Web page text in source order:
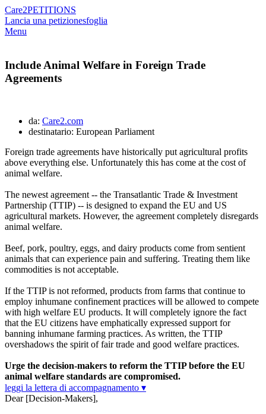
Care2PETITIONS
Lancia una petizionesfoglia
Menu
Include Animal Welfare in Foreign Trade
Agreements
da: Care2.com
destinatario: European Parliament
Foreign trade agreements have historically put agricultural profits
above everything else. Unfortunately this has come at the cost of
animal welfare.
The newest agreement -- the Transatlantic Trade & Investment
Partnership (TTIP) -- is designed to expand the EU and US
agricultural markets. However, the agreement completely disregards
animal welfare.
Beef, pork, poultry, eggs, and dairy products come from sentient
animals that can experience pain and suffering. Treating them like
commodities is not acceptable.
If the TTIP is not reformed, products from farms that continue to
employ inhumane confinement practices will be allowed to compete
with high welfare EU products. It will completely ignore the fact
that the EU citizens have emphatically expressed support for
banning inhumane farming practices. As written, the TTIP
overshadows the spirit of fair trade and good welfare practices.
Urge the decision-makers to reform the TTIP before the EU
animal welfare standards are compromised.
leggi la lettera di accompagnamento ▾
Dear [Decision-Makers],